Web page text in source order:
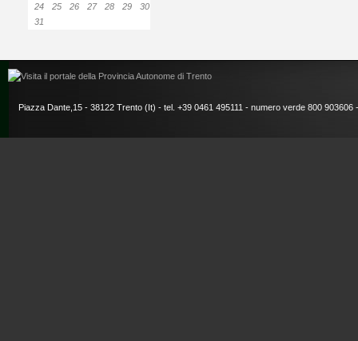
24
25 26 27 28 29
30
31
Piazza Dante,15 - 38122 Trento (It) - tel. +39 0461 495111 - numero verde 800 903606